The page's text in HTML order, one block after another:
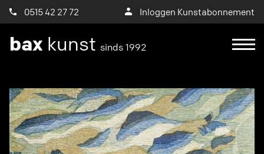
0515 42 27 72 Inloggen Kunstabonnement
bax kunst sinds 1992